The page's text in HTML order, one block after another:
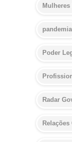
Mulheres
pandemia
Poder
Radar